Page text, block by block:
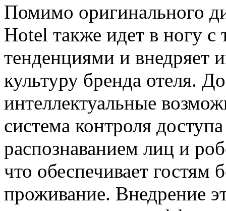
Помимо оригинального
Hotel также идет в ногу с
тенденциями и внедряет
культуру бренда отеля.
интеллектуальные
система контроля
распознаванием лиц и
что обеспечивает гостям
проживание. Внедрение